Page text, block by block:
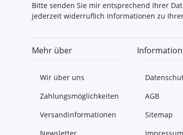
Bitte senden Sie mir entsprechend Ihrer
jederzeit widerruflich Informationen zu
Mehr über
Wir über uns
Zahlungsmöglichkeiten
Versandinformationen
AGB
Sitemap